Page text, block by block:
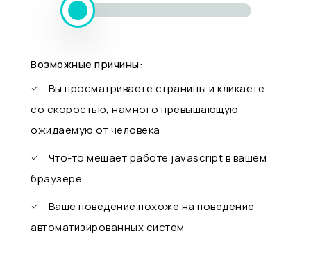
Возможные причины:
Вы просматриваете страницы и кликаете
со скоростью, намного превышающую
ожидаемую от человека
Что-то мешает работе javascript в вашем
браузере
Ваше поведение похоже на поведение
автоматизированных систем